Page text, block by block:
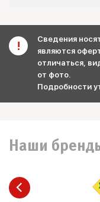
Сведения
являются
отличаться,
от фото.
Подробности
Наши